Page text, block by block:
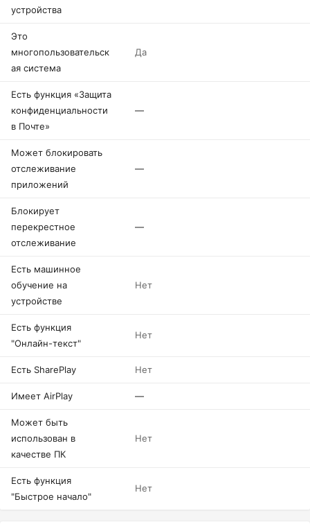
устройства
Это
многопользовательск
ая система
Да
Есть функция «Защита
конфиденциальности
в Почте»
—
Может блокировать
отслеживание
приложений
—
Блокирует
перекрестное
отслеживание
—
Есть машинное
обучение на
устройстве
Нет
Есть функция
"Онлайн-текст"
Нет
Есть SharePlay Нет
Имеет AirPlay —
Может быть
использован в
качестве ПК
Нет
Есть функция
"Быстрое начало"
Нет